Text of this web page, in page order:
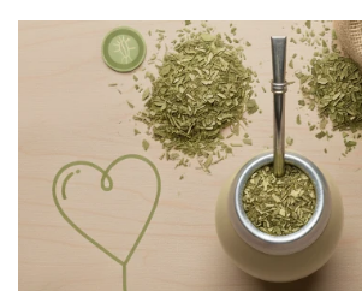
Is Yerba Mate gezond? Welk effect